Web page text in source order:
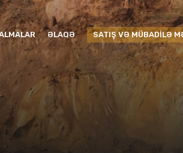
ƏLAQƏ SATIŞ VƏ MÜBADİLƏ